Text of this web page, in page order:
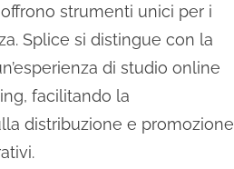
strumenti unici per i
Splice si distingue con la
di studio online
facilitando la
distribuzione e promozione